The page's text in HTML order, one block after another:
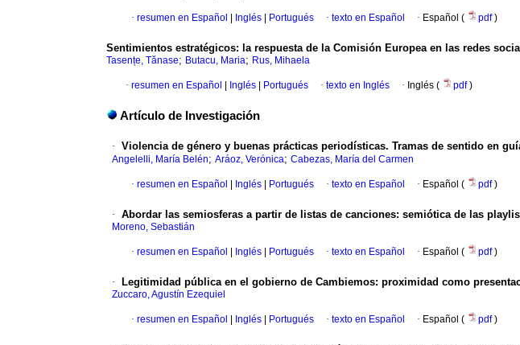
· resumen en Español Inglés Portugués · texto en Español · Español ( pdf)
Sentimientos estratégicos: la respuesta de la Comisión Europea en las redes
Tasențe, Tănase; Butacu, Maria; Rus, Mihaela
· resumen en Español Inglés Portugués · texto en Inglés · Inglés ( pdf)
Artículo de Investigación
· Violencia de género y buenas prácticas periodísticas. Tramas de sentido en
Angelelli, María Belén; Aráoz, Verónica; Cabezas, María del Carmen
· resumen en Español Inglés Portugués · texto en Español · Español ( pdf)
· Abordar las semiosferas a partir de listas de canciones: semiótica de las
Moreno, Sebastián
· resumen en Español Inglés Portugués · texto en Español · Español ( pdf)
· Legitimidad pública en el gobierno de Cambiemos: proximidad como
Zuccaro, Agustín Ezequiel
· resumen en Español Inglés Portugués · texto en Español · Español ( pdf)